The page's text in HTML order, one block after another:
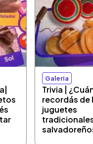
Galeria
Trivia |
recordás de
juguetes